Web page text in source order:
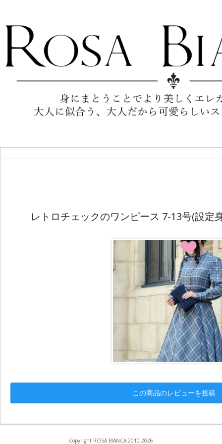
レトロチェックのワンピース 7-13号(設定
この商品のレビューを投稿
Copyright ROSA BIANCA 2010-2026